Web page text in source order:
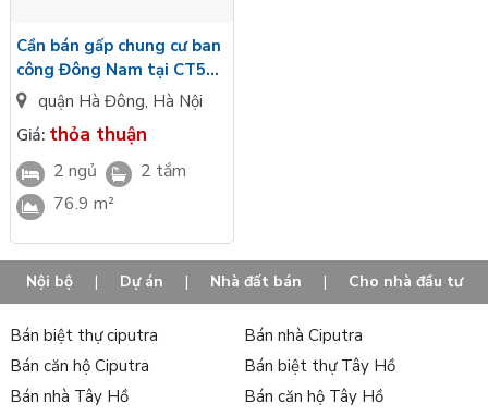
điểm an cư lý tưởng cho nhiều gia đình Việt.
Hỗ trợ tư vấn phong thủy và pháp luật nhanh chóng, cùng
với đội ngũ chuyên viên tư vấn dày dặn kinh nghiệm, nhiệt
huyết và giàu năng lượng của Tân Long, chúng tôi tin rằng
với năng lực và sự cố gắng của mình sẽ mang đến "giá trị
thực" cho khách hàng, đối tác và toàn bộ nhân viên trong hệ
thống Tân Long Land.
Danh sách tin mua bán căn hộ tại
Phúc La Hà Nội :
Cần bán gấp chung cư ban
công Đông Nam tại CT5
Xa La, quận Hà Đông
quận Hà Đông, Hà Nội
Giá: thỏa thuận
2 ngủ
2 tắm
76.9 m²
Nội bộ | Dự án | Nhà đất bán | Cho nhà đầu tư
Bán biệt thự ciputra
Bán nhà Ciputra
Bán căn hộ Ciputra
Bán biệt thự Tây Hồ
Bán nhà Tây Hồ
Bán căn hộ Tây Hồ